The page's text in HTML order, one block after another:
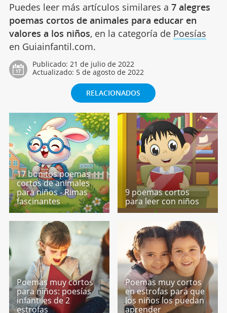
Puedes leer más artículos similares a 7 alegres
poemas cortos de animales para educar en
valores a los niños, en la categoría de Poesías
en Guiainfantil.com.
Publicado: 21 de julio de 2022
Actualizado: 5 de agosto de 2022
RELACIONADOS
17 bonitos poemas
cortos de animales
para niños - Rimas
fascinantes
9 poemas cortos
para leer con niños
Poemas muy cortos
para niños: poesías
infantiles de 2
estrofas
Poemas muy cortos
en estrofas para que
los niños los puedan
aprender